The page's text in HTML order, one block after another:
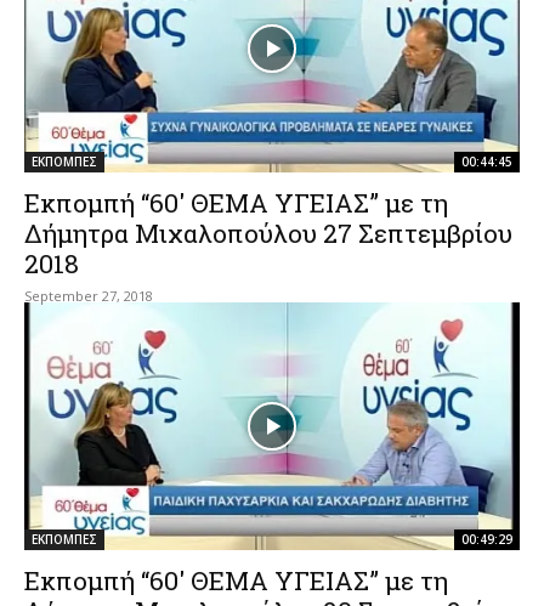
ΕΚΠΟΜΠΕΣ 00:44:45
Εκπομπή “60′ ΘΕΜΑ ΥΓΕΙΑΣ” με τη
Δήμητρα Μιχαλοπούλου 27 Σεπτεμβρίου
2018
September 27, 2018
ΕΚΠΟΜΠΕΣ 00:49:29
Εκπομπή “60′ ΘΕΜΑ ΥΓΕΙΑΣ” με τη